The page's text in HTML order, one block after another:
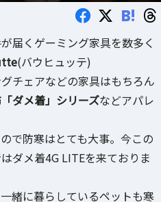
B!
届くゲーミング家具を数多く
(バウヒュッテ)
チェアなどの家具はもちろん
ダメ着」シリーズなどアパレ
で防寒はとても大事。今この
ダメ着4G LITEを来ておりま
緒に暮らしているペットも寒